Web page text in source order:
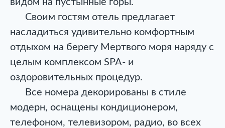
видом на пустынные горы.
Своим гостям отель предлагает
насладиться удивительно комфортным
отдыхом на берегу Мертвого моря наряду с
целым комплексом SPA- и
оздоровительных процедур.
Все номера декорированы в стиле
модерн, оснащены кондиционером,
телефоном, телевизором, радио, во всех